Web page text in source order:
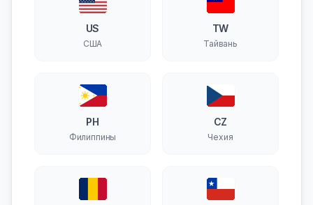
US
США
TW
Тайвань
PH
Филиппины
CZ
Чехия